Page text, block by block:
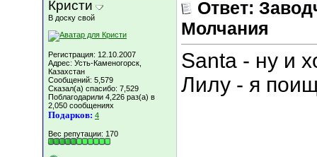
Кристи
В доску свой
Регистрация: 12.10.2007
Адрес: Усть-Каменогорск,
Казахстан
Сообщений: 5,579
Сказал(а) спасибо: 7,529
Поблагодарили 4,226 раз(а) в
2,050 сообщениях
Подарков: 4
Вес репутации: 170
Ответ:
Молчания
Santa - ну и
Лилу - я